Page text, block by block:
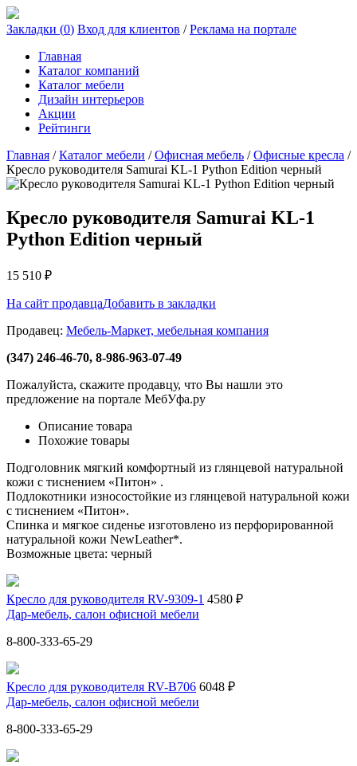
Закладки (0) Вход для клиентов /Реклама на портале
Главная
Каталог компаний
Каталог мебели
Дизайн интерьеров
Акции
Рейтинги
Главная /Каталог мебели /Офисная мебель /Офисные кресла /
Кресло руководителя Samurai KL-1 Python Edition черный
Кресло руководителя Samurai KL-1
Python Edition черный
15 510 ₽
На сайт продавцаДобавить в закладки
Продавец: Мебель-Маркет, мебельная компания
(347) 246-46-70, 8-986-963-07-49
Пожалуйста, скажите продавцу, что Вы нашли это
предложение на портале МебУфа.ру
Описание товара
Похожие товары
Подголовник мягкий комфортный из глянцевой натуральной
кожи с тиснением «Питон» .
Подлокотники износостойкие из глянцевой натуральной кожи
с тиснением «Питон».
Спинка и мягкое сиденье изготовлено из перфорированной
натуральной кожи NewLeather*.
Возможные цвета: черный
Кресло для руководителя RV-9309-1 4580 ₽
Дар-мебель, салон офисной мебели
8-800-333-65-29
Кресло для руководителя RV-B706 6048 ₽
Дар-мебель, салон офисной мебели
8-800-333-65-29